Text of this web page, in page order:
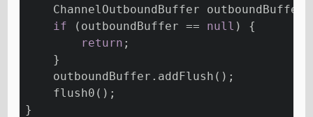
ChannelOutboundBuffer
if (outboundBuffer == null ) {
return ;
    }
    outboundBuffer.addFlush();
    flush0();
}